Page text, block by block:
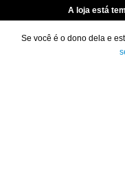
A loja está
Se você é o dono dela e